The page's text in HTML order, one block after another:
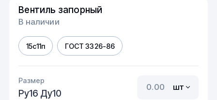
Вентиль запорный
В наличии
15с11п ГОСТ 3326-86
Размер
Ру16 Ду10
шт